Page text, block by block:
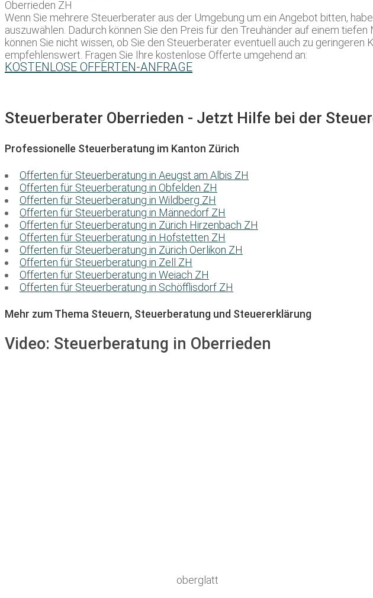
Wenn Sie mehrere Steuerberater aus der Umgebung um ein Angebot bitten,
auszuwählen. Dadurch können Sie den Preis für den Treuhänder auf einem
können Sie nicht wissen, ob Sie den Steuerberater eventuell auch zu
empfehlenswert. Fragen Sie Ihre kostenlose Offerte umgehend an:
KOSTENLOSE OFFERTEN-ANFRAGE
Steuerberater Oberrieden - Jetzt Hilfe bei der
Professionelle Steuerberatung im Kanton Zürich
Offerten für Steuerberatung in Aeugst am Albis ZH
Offerten für Steuerberatung in Obfelden ZH
Offerten für Steuerberatung in Wildberg ZH
Offerten für Steuerberatung in Männedorf ZH
Offerten für Steuerberatung in Zürich Hirzenbach ZH
Offerten für Steuerberatung in Hofstetten ZH
Offerten für Steuerberatung in Zürich Oerlikon ZH
Offerten für Steuerberatung in Zell ZH
Offerten für Steuerberatung in Weiach ZH
Offerten für Steuerberatung in Schöfflisdorf ZH
Mehr zum Thema Steuern, Steuerberatung und Steuererklärung
Video: Steuerberatung in Oberrieden
oberglatt